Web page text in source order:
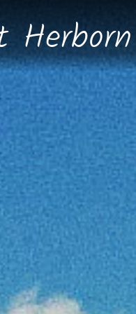
Herborn